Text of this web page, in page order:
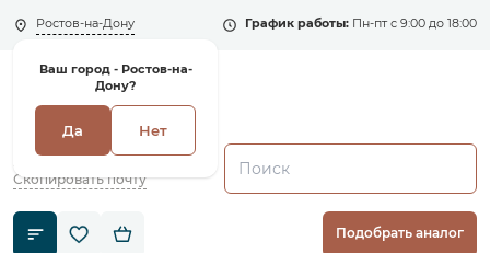
Ростов-на-Дону
Ваш город - Ростов-на-
Дону?
Да Нет
График работы: Пн-пт с 9:00 до 18:00
Скопировать почту
Подобрать аналог